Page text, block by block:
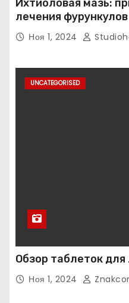
Ихтиоловая мазь:
лечения фурункулов
Ноя 1, 2024
UNCATEGORISED
Обзор таблеток
Ноя 1, 2024